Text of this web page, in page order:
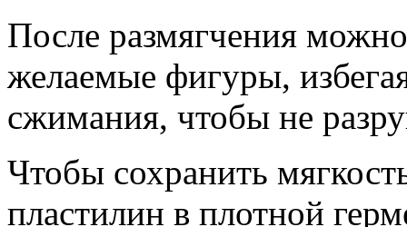
После размягчения
желаемые фигуры,
сжимания, чтобы не
Чтобы сохранить
пластилин в плотной